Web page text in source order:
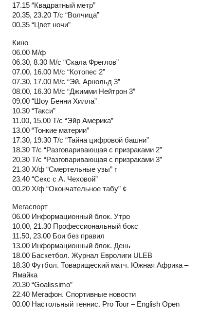
17.15 “Квадратный метр”
20.35, 23.20 Т/с “Волчица”
00.35 “Цвет ночи”
Кино
06.00 М/ф
06.30, 8.30 М/с “Скала Фреглов”
07.00, 16.00 М/с “Котопес 2”
07.30, 17.00 М/с “Эй, Арнольд 3”
08.00, 16.30 М/с “Джимми Нейтрон 3”
09.00 “Шоу Бенни Хилла”
10.30 “Такси”
11.00, 15.00 Т/с “Эйр Америка”
13.00 “Тонкие материи”
17.30, 19.30 Т/с “Тайна цифровой башни”
18.30 Т/с “Разговаривающая с призраками 2”
20.30 Т/с “Разговаривающая с призраками 3”
21.30 Х/ф “Смертельные узы” r
23.40 “Секс с А. Чеховой”
00.20 Х/ф “Окончательное табу” ¢
Мегаспорт
06.00 Информационный блок. Утро
10.00, 21.30 Профессиональный бокс
11.50, 23.00 Бои без правил
13.00 Информационный блок. День
18.00 Баскетбол. Журнал Евролиги ULEB
18.30 Футбол. Товарищеский матч. Южная Африка –
Ямайка
20.30 “Goalissimo”
22.40 Мегафон. Спортивные новости
00.00 Настольный теннис. Pro Tour – English Open